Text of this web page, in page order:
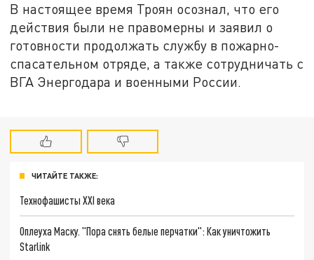
В настоящее время Троян осознал, что его
действия были не правомерны и заявил о
готовности продолжать службу в пожарно-
спасательном отряде, а также сотрудничать с
ВГА Энергодара и военными России.
ЧИТАЙТЕ ТАКЖЕ:
Технофашисты XXI века
Оплеуха Маску. "Пора снять белые перчатки": Как уничтожить
Starlink